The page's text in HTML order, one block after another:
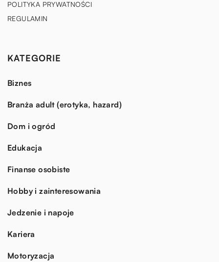
POLITYKA PRYWATNOŚCI
REGULAMIN
KATEGORIE
Biznes
Branża adult (erotyka, hazard)
Dom i ogród
Edukacja
Finanse osobiste
Hobby i zainteresowania
Jedzenie i napoje
Kariera
Motoryzacja